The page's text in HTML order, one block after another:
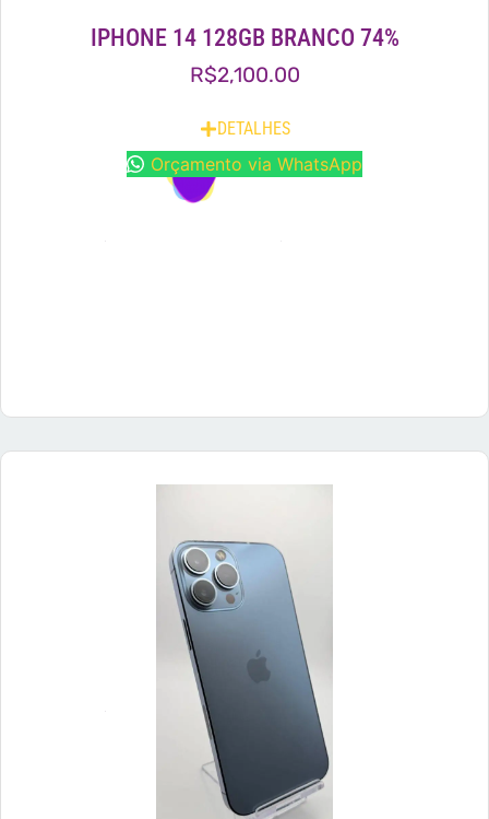
IPHONE 14 128GB BRANCO 74%
R$2,100.00
DETALHES
Orçamento via WhatsApp